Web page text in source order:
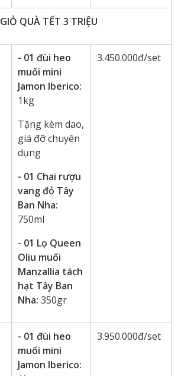
GIỎ QUÀ TẾT 3 TRIỆU
- 01 đùi heo
muối mini
Jamon Iberico:
1kg
Tặng kèm dao,
giá đỡ chuyên
dụng
- 01 Chai rượu
vang đỏ Tây
Ban Nha:
750ml
- 01 Lọ Queen
Oliu muối
Manzallia tách
hạt Tây Ban
Nha: 350gr
3.450.000đ/set
- 01 đùi heo
muối mini
Jamon Iberico:
3.950.000đ/set